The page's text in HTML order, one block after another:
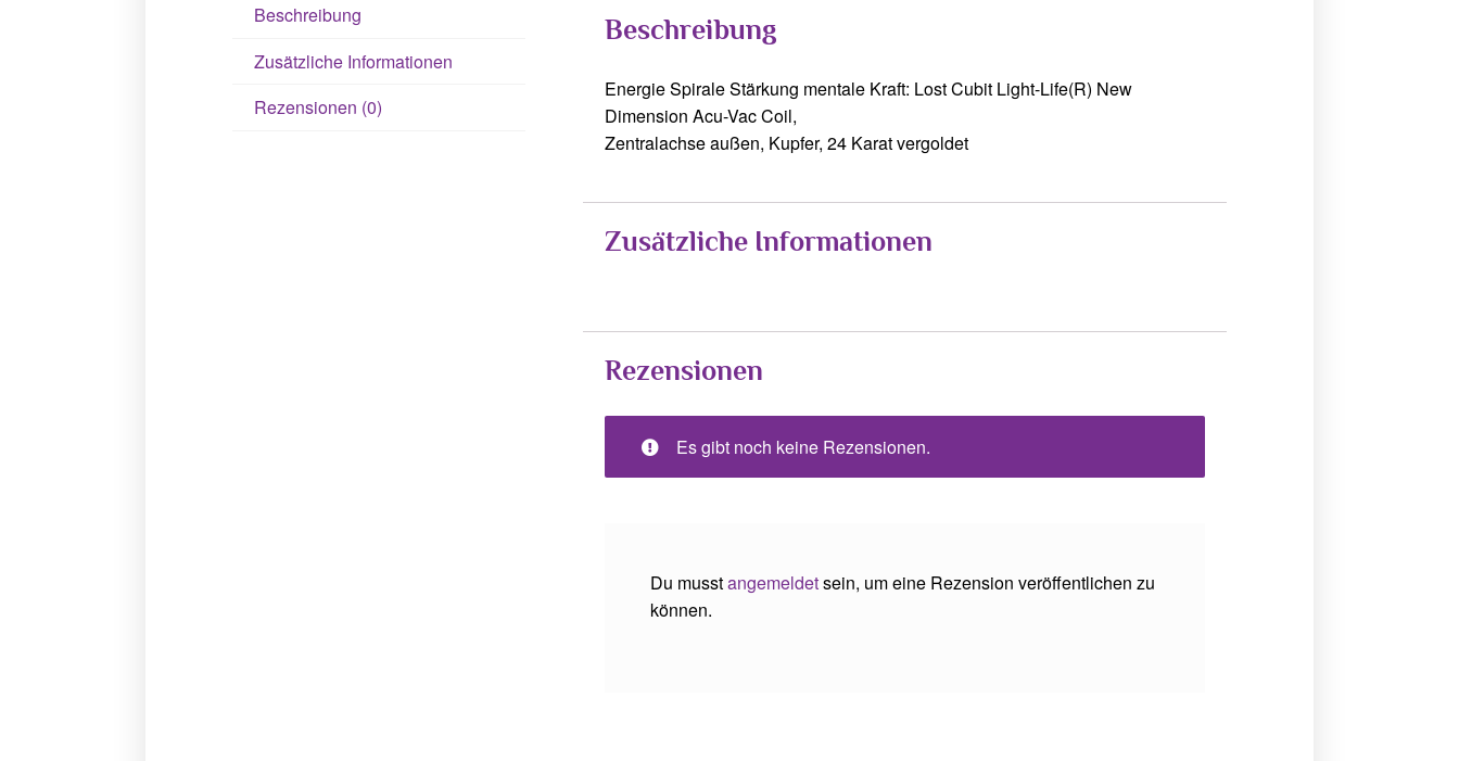
Beschreibung
Zusätzliche Informationen
Rezensionen (0)
Beschreibung
Energie Spirale Stärkung mentale Kraft: Lost Cubit Light-Life(R) New
Dimension Acu-Vac Coil,
Zentralachse außen, Kupfer, 24 Karat vergoldet
Zusätzliche Informationen
Rezensionen
Es gibt noch keine Rezensionen.
Du musstangemeldetsein, um eine Rezension veröffentlichen zu
können.